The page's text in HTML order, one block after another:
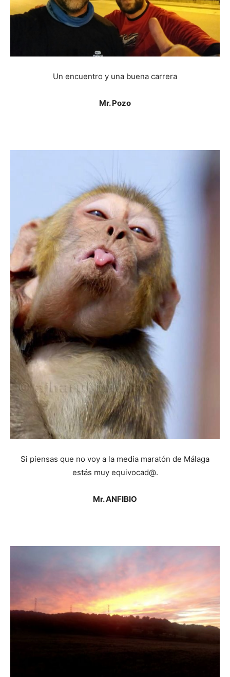
Un encuentro y una buena carrera
Mr. Pozo
Si piensas que no voy a la media maratón de Málaga
estás muy equivocad@.
Mr. ANFIBIO